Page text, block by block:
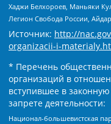
Хаджи Белхороев, Маньяки
Легион Свобода России,
Источник: http://
organizacii-i-
* Перечень
организаций в
вступившее в
запрете деятельности:
Национал-большевистская